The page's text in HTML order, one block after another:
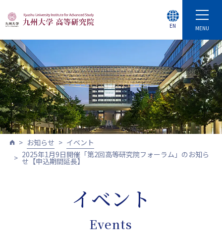
MENU
EN
お知らせ
イベント
2025年1月9日開催「第2回高等研究院フォーラム」のお知ら
せ【申込期間延長】
イベント
Events